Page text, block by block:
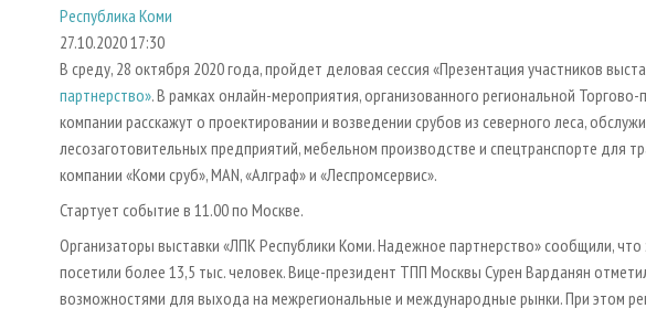
Республика Коми
27.10.2020 17:30
В среду, 28 октября 2020 года, пройдет деловая сессия «Презентация участников
партнерство». В рамках онлайн-мероприятия, организованного региональной
компании расскажут о проектировании и возведении срубов из северного леса,
лесозаготовительных предприятий, мебельном производстве и спецтранспорте для
компании «Коми сруб», MAN, «Алграф» и «Леспромсервис».
Стартует событие в 11.00 по Москве.
Организаторы выставки «ЛПК Республики Коми. Надежное партнерство» сообщили,
посетили более 13,5 тыс. человек. Вице-президент ТПП Москвы Сурен Варданян
возможностями для выхода на межрегиональные и международные рынки. При этом